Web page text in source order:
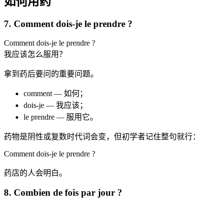
7. Comment dois-je le prendre ?
Comment dois-je le prendre ?
我应该怎么服用？
拿到药后要问的重要问题。
comment — 如何；
dois-je — 我应该；
le prendre — 服用它。
药物是阴性或复数时代词会变，但初学者记住整句就行：
Comment dois-je le prendre ?
药店的人会明白。
8. Combien de fois par jour ?